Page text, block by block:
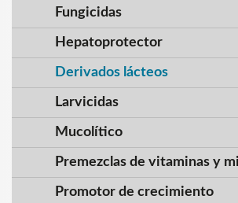
Fungicidas
Hepatoprotector
Derivados lácteos
Larvicidas
Mucolítico
Premezclas de vitaminas y
Promotor de crecimiento